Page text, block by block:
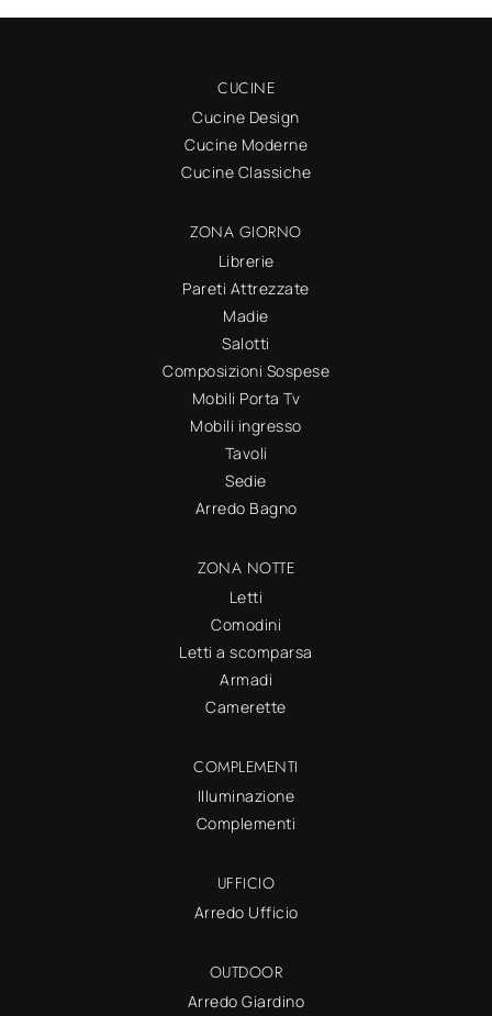
CUCINE
Cucine Design
Cucine Moderne
Cucine Classiche
ZONA GIORNO
Librerie
Pareti Attrezzate
Madie
Salotti
Composizioni Sospese
Mobili Porta Tv
Mobili ingresso
Tavoli
Sedie
Arredo Bagno
ZONA NOTTE
Letti
Comodini
Letti a scomparsa
Armadi
Camerette
COMPLEMENTI
Illuminazione
Complementi
UFFICIO
Arredo Ufficio
OUTDOOR
Arredo Giardino